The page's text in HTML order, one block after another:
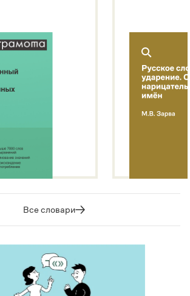
Все словари